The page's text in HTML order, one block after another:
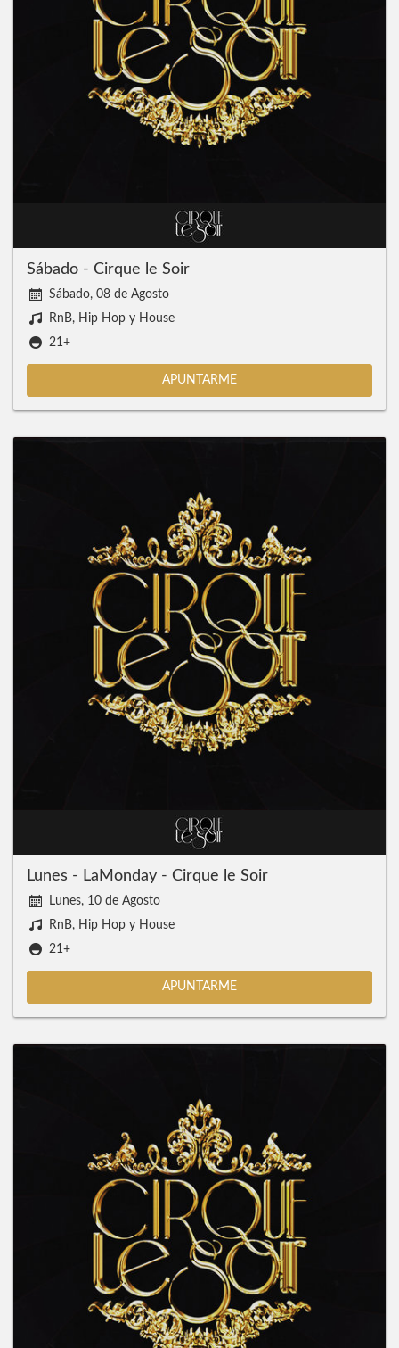
Sábado - Cirque le Soir
Sábado, 08 de Agosto
RnB, Hip Hop y House
21+
APUNTARME
Lunes - LaMonday - Cirque le Soir
Lunes, 10 de Agosto
RnB, Hip Hop y House
21+
APUNTARME